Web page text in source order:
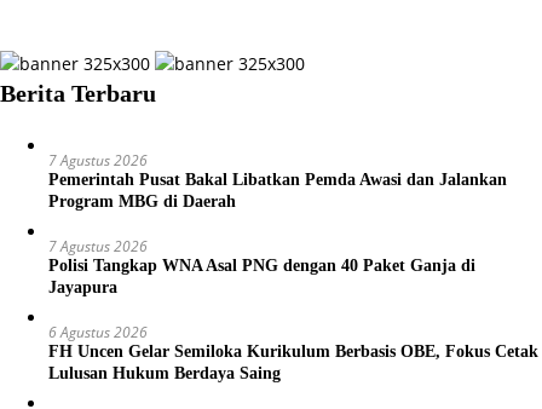
Berita Terbaru
7 Agustus 2026
Pemerintah Pusat Bakal Libatkan Pemda Awasi dan Jalankan
Program MBG di Daerah
7 Agustus 2026
Polisi Tangkap WNA Asal PNG dengan 40 Paket Ganja di
Jayapura
6 Agustus 2026
FH Uncen Gelar Semiloka Kurikulum Berbasis OBE, Fokus Cetak
Lulusan Hukum Berdaya Saing